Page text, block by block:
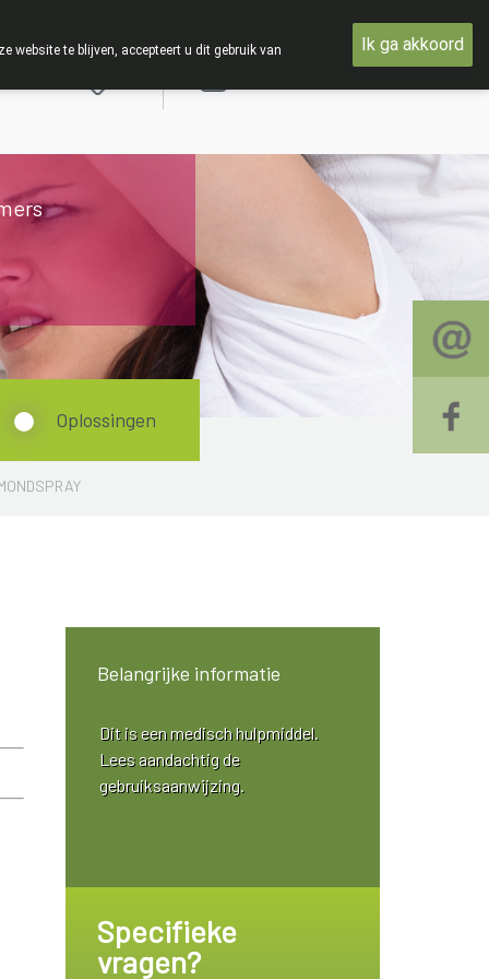
Oplossingen
Belangrijke informatie
Dit is een medisch hulpmiddel.
Lees aandachtig de
gebruiksaanwijzing.
Specifieke
vragen?
website te blijven, accepteert u dit gebruik van Ik ga akkoord